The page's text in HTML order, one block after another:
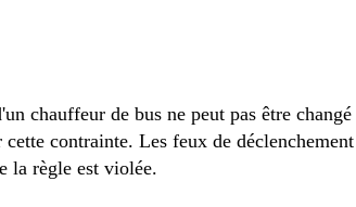
un chauffeur de bus ne peut pas être changé
cette contrainte. Les feux de déclenchement
la règle est violée.